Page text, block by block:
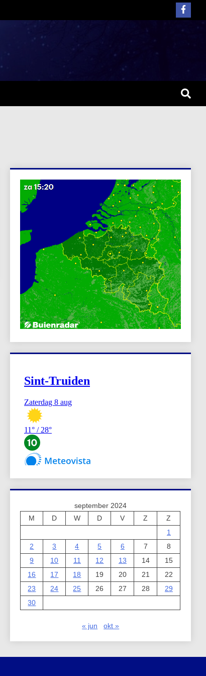
september 2024
M
D W D V Z
Z
1
2
3 4 5 6 7
8
9
10 11 12 13 14
15
16
17 18 19 20 21
22
23
24 25 26 27 28
29
30
« jun okt »